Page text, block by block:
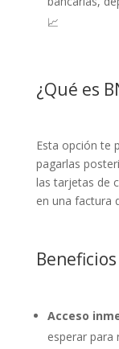
📈
¿Qué es
Esta opción te
pagarlas
las tarjetas de
en una factura
Beneficios
Acceso
esperar para